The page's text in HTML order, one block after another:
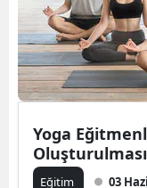
Yoga
Oluşturulması
Eğitim 03